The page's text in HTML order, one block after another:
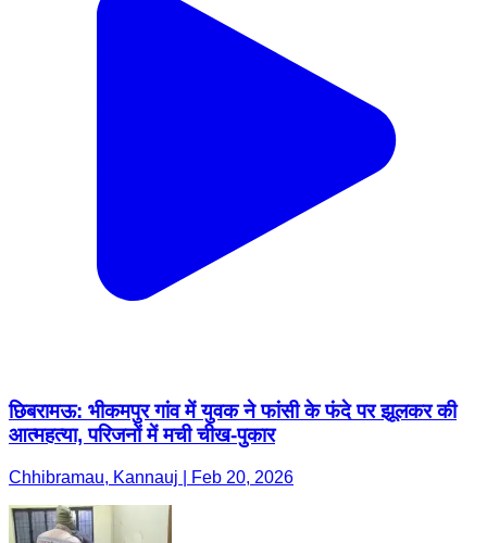
छिबरामऊ: भीकमपुर गांव में युवक ने फांसी के फंदे पर झूलकर की
आत्महत्या, परिजनों में मची चीख-पुकार
Chhibramau, Kannauj | Feb 20, 2026